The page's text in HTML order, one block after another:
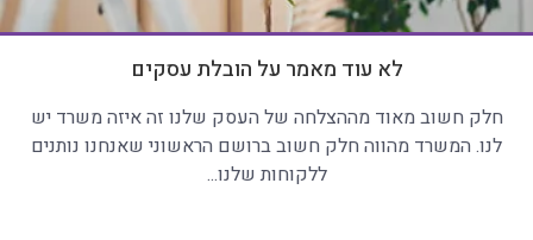
לא עוד מאמר על הובלת עסקים
חלק חשוב מאוד מההצלחה של העסק שלנו זה איזה משרד יש
לנו. המשרד מהווה חלק חשוב ברושם הראשוני שאנחנו נותנים
ללקוחות שלנו...